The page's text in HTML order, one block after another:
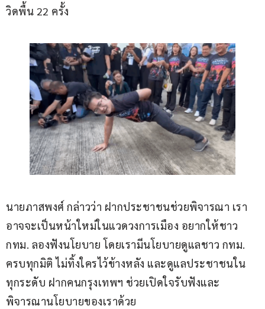
วิดพื้น 22 ครั้ง
นายภาสพงศ์ กล่าวว่า ฝากประชาชนช่วยพิจารณา เรา
อาจจะเป็นหน้าใหม่ในแวดวงการเมือง อยากให้ชาว
กทม. ลองฟังนโยบาย โดยเรามีนโยบายดูแลชาว กทม.
ครบทุกมิติ ไม่ทิ้งใครไว้ข้างหลัง และดูแลประชาชนใน
ทุกระดับ ฝากคนกรุงเทพฯ ช่วยเปิดใจรับฟังและ
พิจารณานโยบายของเราด้วย